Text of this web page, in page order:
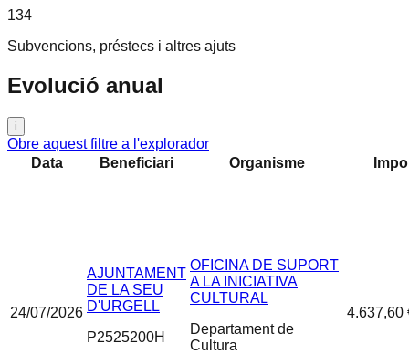
134
Subvencions, préstecs i altres ajuts
Evolució anual
i
Obre aquest filtre a l'explorador
Data
Beneficiari Organisme
24/07/2026
AJUNTAMENT
DE LA SEU
D'URGELL
P2525200H
OFICINA DE SUPORT
A LA INICIATIVA
CULTURAL
Departament de
Cultura
4.637,60